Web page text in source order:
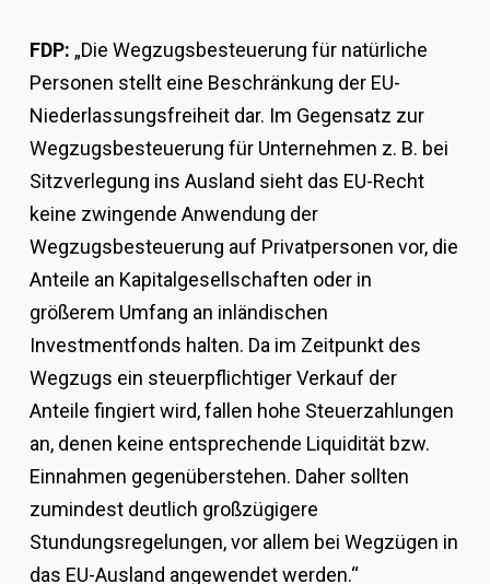
FDP: „Die Wegzugsbesteuerung für natürliche
Personen stellt eine Beschränkung der EU-
Niederlassungsfreiheit dar. Im Gegensatz zur
Wegzugsbesteuerung für Unternehmen z. B. bei
Sitzverlegung ins Ausland sieht das EU-Recht
keine zwingende Anwendung der
Wegzugsbesteuerung auf Privatpersonen vor, die
Anteile an Kapitalgesellschaften oder in
größerem Umfang an inländischen
Investmentfonds halten. Da im Zeitpunkt des
Wegzugs ein steuerpflichtiger Verkauf der
Anteile fingiert wird, fallen hohe Steuerzahlungen
an, denen keine entsprechende Liquidität bzw.
Einnahmen gegenüberstehen. Daher sollten
zumindest deutlich großzügigere
Stundungsregelungen, vor allem bei Wegzügen in
das EU-Ausland angewendet werden.“